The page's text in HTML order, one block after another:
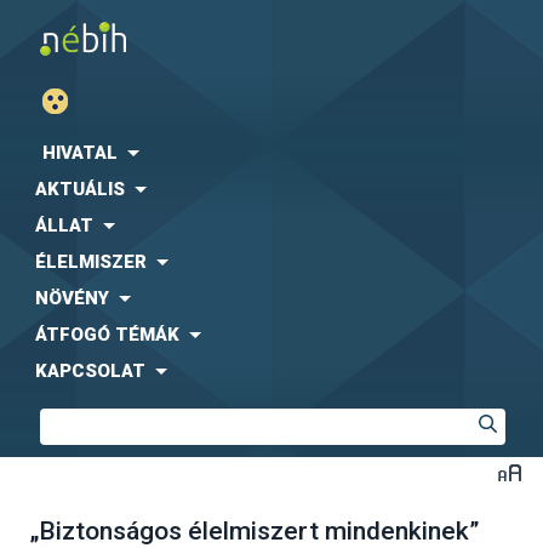
HIVATAL
AKTUÁLIS
ÁLLAT
ÉLELMISZER
NÖVÉNY
ÁTFOGÓ TÉMÁK
KAPCSOLAT
„Biztonságos élelmiszert mindenkinek”